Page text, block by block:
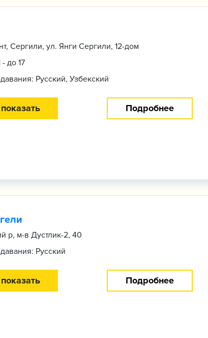
Сергили, ул. Янги Сергили, 12-дом
- до 17
Русский, Узбекский
Подробнее
р, м-в Дустлик-2, 40
Русский
Подробнее